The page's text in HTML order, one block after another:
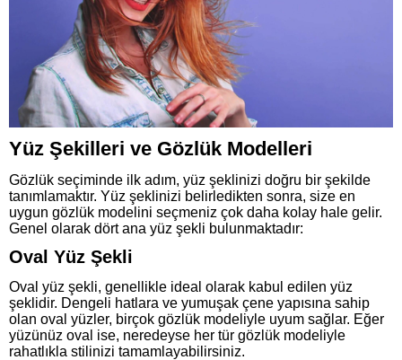
Yüz Şekilleri ve Gözlük Modelleri
Gözlük seçiminde ilk adım, yüz şeklinizi doğru bir şekilde
tanımlamaktır. Yüz şeklinizi belirledikten sonra, size en
uygun gözlük modelini seçmeniz çok daha kolay hale gelir.
Genel olarak dört ana yüz şekli bulunmaktadır:
Oval Yüz Şekli
Oval yüz şekli, genellikle ideal olarak kabul edilen yüz
şeklidir. Dengeli hatlara ve yumuşak çene yapısına sahip
olan oval yüzler, birçok gözlük modeliyle uyum sağlar. Eğer
yüzünüz oval ise, neredeyse her tür gözlük modeliyle
rahatlıkla stilinizi tamamlayabilirsiniz.